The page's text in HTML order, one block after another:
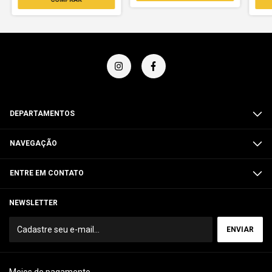
DEPARTAMENTOS
NAVEGAÇÃO
ENTRE EM CONTATO
NEWSLETTER